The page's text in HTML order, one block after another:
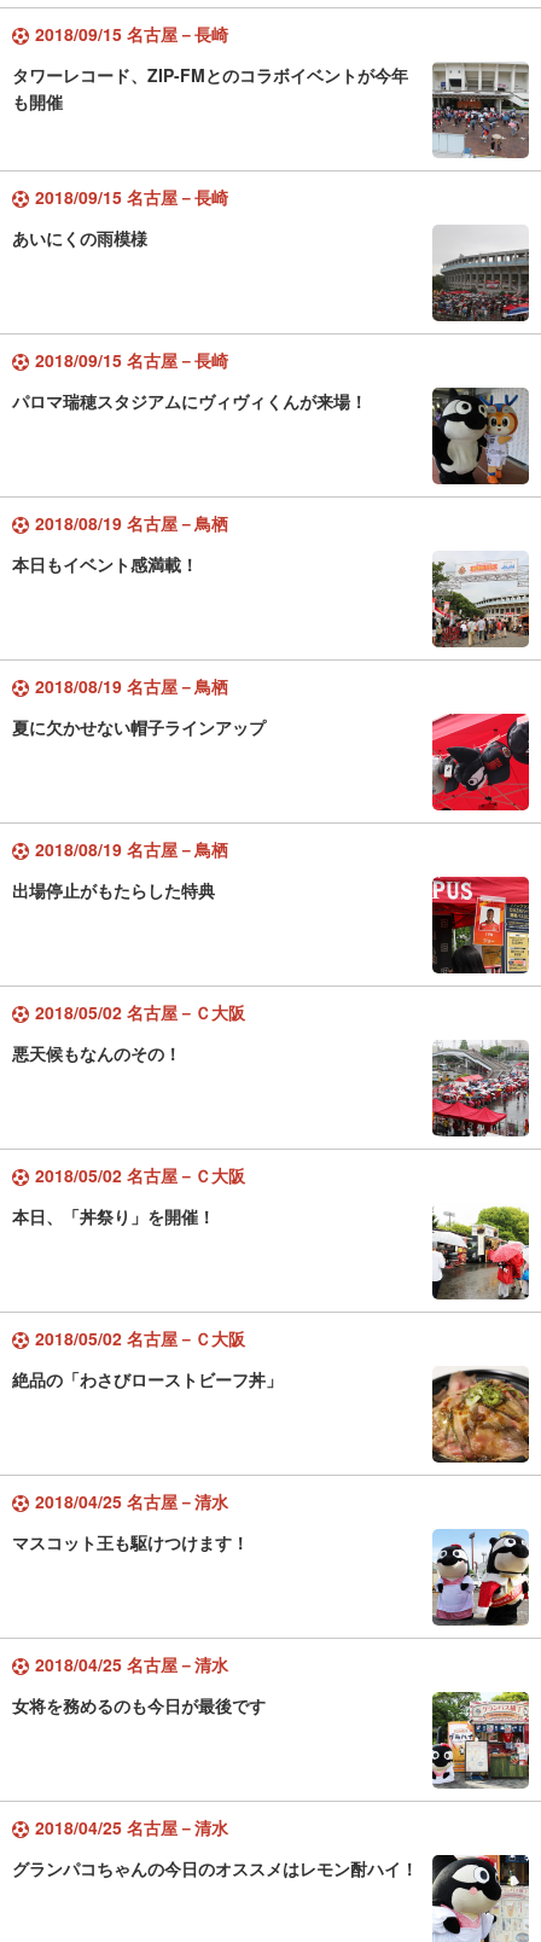
2018/09/15 名古屋－長崎
タワーレコード、ZIP-FMとのコラボイベントが今年
も開催
2018/09/15 名古屋－長崎
あいにくの雨模様
2018/09/15 名古屋－長崎
パロマ瑞穂スタジアムにヴィヴィくんが来場！
2018/08/19 名古屋－鳥栖
本日もイベント感満載！
2018/08/19 名古屋－鳥栖
夏に欠かせない帽子ラインアップ
2018/08/19 名古屋－鳥栖
出場停止がもたらした特典
2018/05/02 名古屋－Ｃ大阪
悪天候もなんのその！
2018/05/02 名古屋－Ｃ大阪
本日、「丼祭り」を開催！
2018/05/02 名古屋－Ｃ大阪
絶品の「わさびローストビーフ丼」
2018/04/25 名古屋－清水
マスコット王も駆けつけます！
2018/04/25 名古屋－清水
女将を務めるのも今日が最後です
2018/04/25 名古屋－清水
グランパコちゃんの今日のオススメはレモン酎ハイ！